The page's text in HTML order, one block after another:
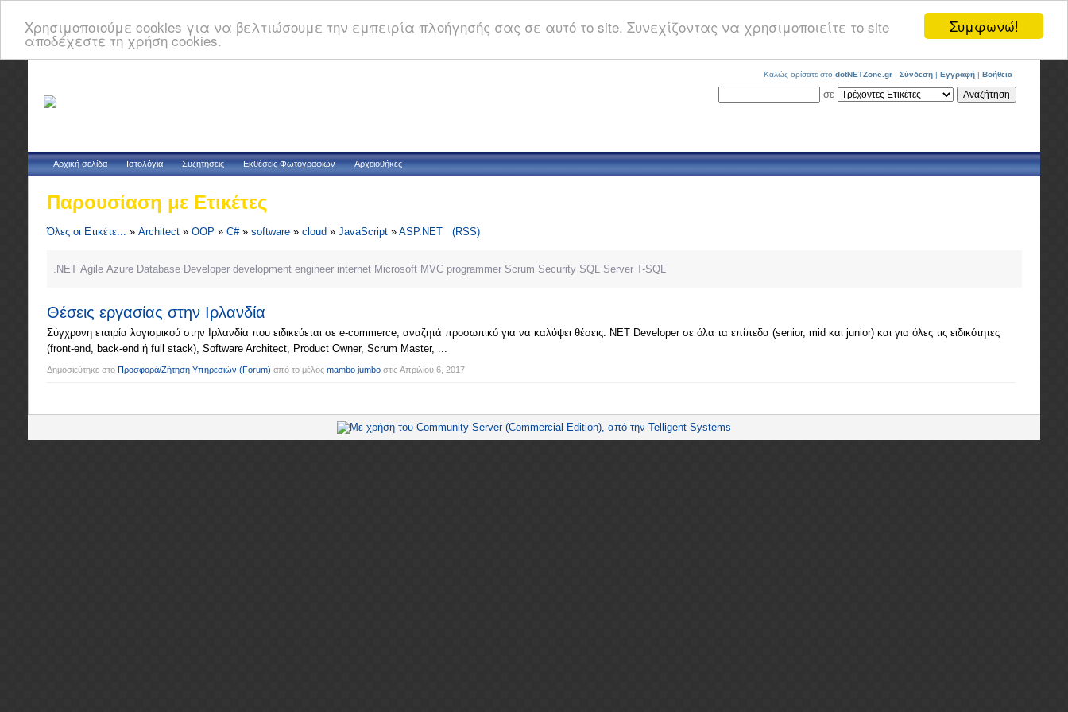
Συμφωνώ!
Χρησιμοποιούμε cookies για να βελτιώσουμε την εμπειρία πλοήγησής σας σε αυτό το site. Συνεχίζοντας να χρησιμοποιείτε το site
αποδέχεστε τη χρήση cookies.
Καλώς ορίσατε στο dotNETZone.gr - Σύνδεση | Εγγραφή | Βοήθεια
σε
Αρχική σελίδα Ιστολόγια Συζητήσεις Εκθέσεις Φωτογραφιών Αρχειοθήκες
Παρουσίαση με Ετικέτες
Όλες οι Ετικέτε... » Architect » OOP » C#» software » cloud » JavaScript » ASP.NET (RSS)
.NET Agile Azure Database Developer development engineer internet Microsoft MVC programmer Scrum Security SQL Server T-SQL
Θέσεις εργασίας στην Ιρλανδία
Σύγχρονη εταιρία λογισμικού στην Ιρλανδία που ειδικεύεται σε e-commerce, αναζητά προσωπικό για να καλύψει θέσεις: ΝΕΤ Developer σε όλα τα επίπεδα (senior, mid και junior) και για όλες τις ειδικότητες
(front-end, back-end ή full stack), Software Architect, Product Owner, Scrum Master, ...
Δημοσιεύτηκε στο Προσφορά/Ζήτηση Υπηρεσιών (Forum) από το μέλος mambo jumbo στις Απριλίου 6, 2017